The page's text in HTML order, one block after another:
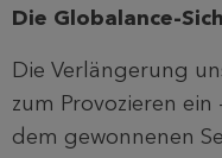
Die Globalance-
Die Verlängerung
zum Provozieren
dem gewonnenen